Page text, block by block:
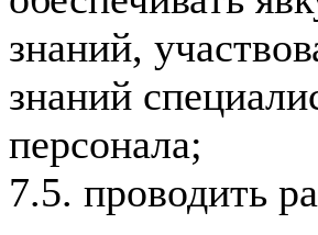
знаний,
знаний
персонала;
7.5. проводить